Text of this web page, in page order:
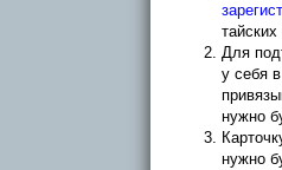
тайских
Для
у себя
нужно
нужно